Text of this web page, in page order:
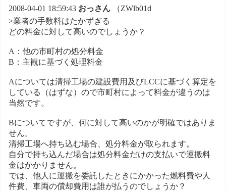
2008-04-01 18:59:43 おっさん （ZWlb01d
>業者の手数料はたかずぎる
どの料金に対して高いのでしょうか？
A：他の市町村の処分料金
B：主観に基づく処理料金
Aについては清掃工場の建設費用及びLCCに基づく算定を
している（はずな）ので市町村によって料金が違うのは
当然です。
Bについてですが、何に対して高いのかが明確ではありま
せん。
清掃工場へ持ち込む場合、処分料金が取られます。
自分で持ち込んだ場合は処分料金だけの支払いで運搬料
金はかかりません。
では、他人に運搬を委託したときにかかった燃料費や人
件費、車両の償却費用は誰が払うのでしょうか？